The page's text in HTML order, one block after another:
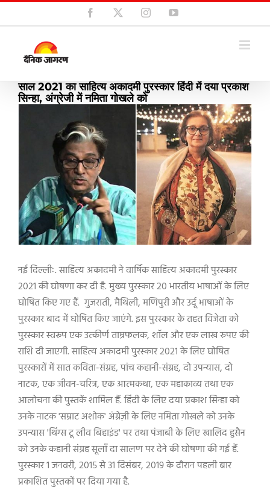
Skip
to
Facebook InstagramYouTube
साल 2021 का साहित्य अकादमी पुरस्कार हिंदी में दया प्रकाश
सिन्हा, अंग्रेजी में नमिता गोखले को
नई दिल्लीः. साहित्य अकादमी ने वार्षिक साहित्य अकादमी पुरस्कार
2021की घोषणा कर दी है. मुख्य पुरस्कार20भारतीय भाषाओं के लिए
घोषित किए गए हैं. गुजराती,मैथिली,मणिपुरी और उर्दू भाषाओं के
पुरस्कार बाद में घोषित किए जाएंगे. इस पुरस्कार के तहत विजेता को
पुरस्कार स्वरूप एक उत्कीर्ण ताम्रफलक,शॉल और एक लाख रुपए की
राशि दी जाएगी. साहित्य अकादमी पुरस्कार2021के लिए घोषित
पुरस्कारों में सात कविता-संग्रह,पांच कहानी-संग्रह,दो उपन्यास,दो
नाटक,एक जीवन-चरित्र,एक आत्मकथा,एक महाकाव्य तथा एक
आलोचना की पुस्तकें शामिल हैं. हिंदी के लिए दया प्रकाश सिन्हा को
उनके नाटक'सम्राट अशोक'अंग्रेज़ी के लिए नमिता गोखले को उनके
उपन्यास'थिंग्स टू लीव बिहाइंड'पर तथा पंजाबी के लिए खालिद हुसैन
को उनके कहानी संग्रह सूलाँ दा सालण पर देने की घोषणा की गई हैं.
पुरस्कार1जनवरी, 2015से31दिसंबर, 2019के दौरान पहली बार
प्रकाशित पुस्तकों पर दिया गया है.